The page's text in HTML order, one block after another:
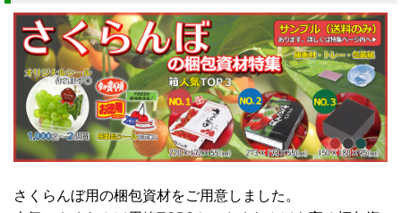
さくらんぼ用の梱包資材をご用意しました。